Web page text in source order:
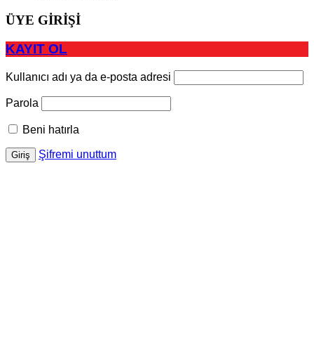
ÜYE GİRİŞİ
KAYIT OL
Kullanıcı adı ya da e-posta adresi
Parola
Beni hatırla
Şifremi unuttum